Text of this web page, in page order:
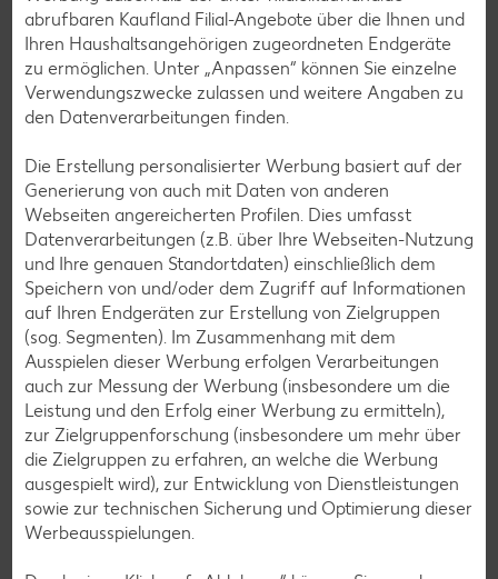
Services
Unsere Serviceleistungen
Kundenversprechen und die Services, die wir anbieten,
siehst du hier auf einen Blick. Verpasse jetzt auch keine
Angebote und Aktionen mehr und lasse dich per
Newsletter oder unsere Messenger-Services immer
topaktuell über Neuigkeiten informieren.
abrufbaren Kaufland Filial-Angebote über die Ihnen und
Ihren Haushaltsangehörigen zugeordneten Endgeräte
zu ermöglichen. Unter „Anpassen“ können Sie einzelne
Verwendungszwecke zulassen und weitere Angaben zu
den Datenverarbeitungen finden.
Die Erstellung personalisierter Werbung basiert auf der
Generierung von auch mit Daten von anderen
Webseiten angereicherten Profilen. Dies umfasst
Datenverarbeitungen (z.B. über Ihre Webseiten-Nutzung
und Ihre genauen Standortdaten) einschließlich dem
Speichern von und/oder dem Zugriff auf Informationen
auf Ihren Endgeräten zur Erstellung von Zielgruppen
(sog. Segmenten). Im Zusammenhang mit dem
Ausspielen dieser Werbung erfolgen Verarbeitungen
auch zur Messung der Werbung (insbesondere um die
Leistung und den Erfolg einer Werbung zu ermitteln),
zur Zielgruppenforschung (insbesondere um mehr über
die Zielgruppen zu erfahren, an welche die Werbung
ausgespielt wird), zur Entwicklung von Dienstleistungen
sowie zur technischen Sicherung und Optimierung dieser
Werbeausspielungen.